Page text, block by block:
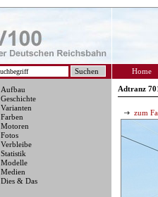
Home
Aufbau
Geschichte
Varianten
Farben
Motoren
Fotos
Verbleibe
Statistik
Modelle
Medien
Dies & Das
Adtranz
zum